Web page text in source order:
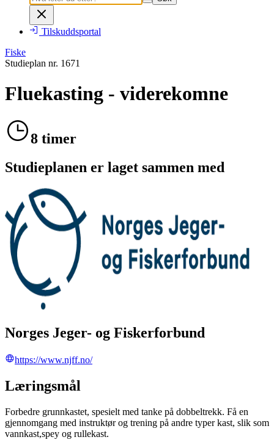
Tilskuddsportal
Fiske
Studieplan nr. 1671
Fluekasting - viderekomne
8 timer
Studieplanen er laget sammen med
Norges Jeger- og Fiskerforbund
https://www.njff.no/
Læringsmål
Forbedre grunnkastet, spesielt med tanke på dobbeltrekk. Få en
gjennomgang med instruktør og trening på andre typer kast, slik som
vannkast,spey og rullekast.